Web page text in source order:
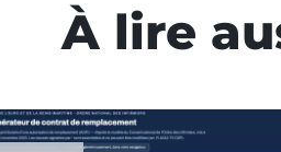
À lire